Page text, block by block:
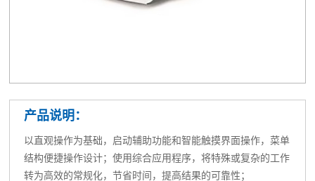
产品说明：
以直观操作为基础，启动辅助功能和智能触摸界面操作，菜单
结构便捷操作设计；使用综合应用程序，将特殊或复杂的工作
转为高效的常规化，节省时间，提高结果的可靠性；